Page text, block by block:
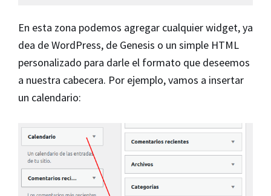
En esta zona podemos agregar cualquier widget, ya
dea de WordPress, de Genesis o un simple HTML
personalizado para darle el formato que deseemos
a nuestra cabecera. Por ejemplo, vamos a insertar
un calendario: